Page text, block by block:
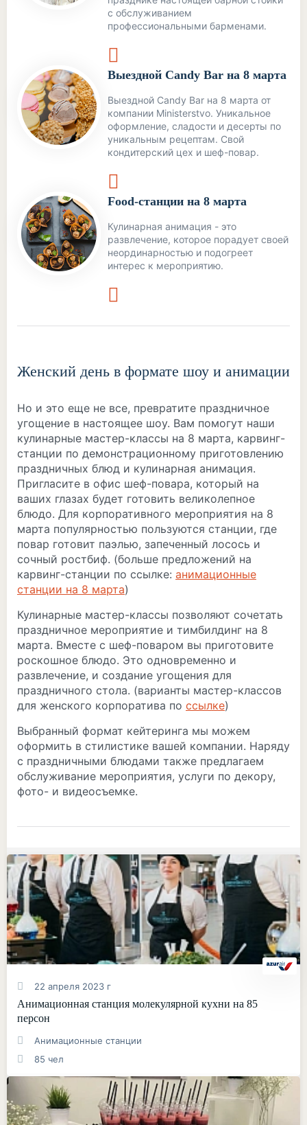
с обслуживанием
профессиональными барменами.
Выездной Candy Bar на 8 марта
Выездной Candy Bar на 8 марта от
компании Ministerstvo. Уникальное
оформление, сладости и десерты по
уникальным рецептам. Свой
кондитерский цех и шеф-повар.
Food-станции на 8 марта
Кулинарная анимация - это
развлечение, которое порадует своей
неординарностью и подогреет
интерес к мероприятию.
Женский день в формате шоу и анимации
Но и это еще не все, превратите праздничное
угощение в настоящее шоу. Вам помогут наши
кулинарные мастер-классы на 8 марта, карвинг-
станции по демонстрационному приготовлению
праздничных блюд и кулинарная анимация.
Пригласите в офис шеф-повара, который на
ваших глазах будет готовить великолепное
блюдо. Для корпоративного мероприятия на 8
марта популярностью пользуются станции, где
повар готовит паэлью, запеченный лосось и
сочный ростбиф. (больше предложений на
карвинг-станции по ссылке: анимационные
станции на 8 марта)
Кулинарные мастер-классы позволяют сочетать
праздничное мероприятие и тимбилдинг на 8
марта. Вместе с шеф-поваром вы приготовите
роскошное блюдо. Это одновременно и
развлечение, и создание угощения для
праздничного стола. (варианты мастер-классов
для женского корпоратива по ссылке)
Выбранный формат кейтеринга мы можем
оформить в стилистике вашей компании. Наряду
с праздничными блюдами также предлагаем
обслуживание мероприятия, услуги по декору,
фото- и видеосъемке.
22 апреля 2023 г
Анимационная станция молекулярной кухни на 85
персон
Анимационные станции
85 чел